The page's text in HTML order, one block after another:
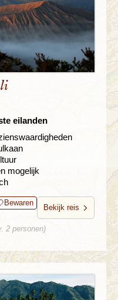
eilanden
mogelijk
Bewaren
Bekijk reis
2 personen)